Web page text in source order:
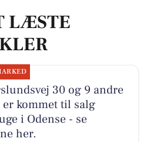
LÆSTE
30 og 9 andre
kommet til salg
i Odense - se
her.